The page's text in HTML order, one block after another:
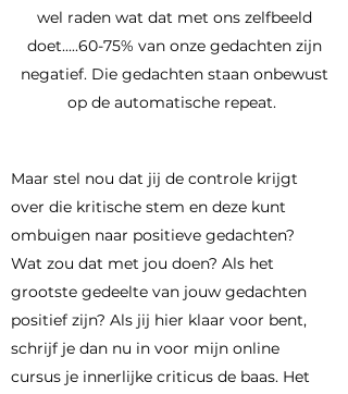
wel raden wat dat met ons zelfbeeld
doet.....60-75% van onze gedachten zijn
negatief. Die gedachten staan onbewust
op de automatische repeat.
Maar stel nou dat jij de controle krijgt
over die kritische stem en deze kunt
ombuigen naar positieve gedachten?
Wat zou dat met jou doen? Als het
grootste gedeelte van jouw gedachten
positief zijn? Als jij hier klaar voor bent,
schrijf je dan nu in voor mijn online
cursus je innerlijke criticus de baas. Het